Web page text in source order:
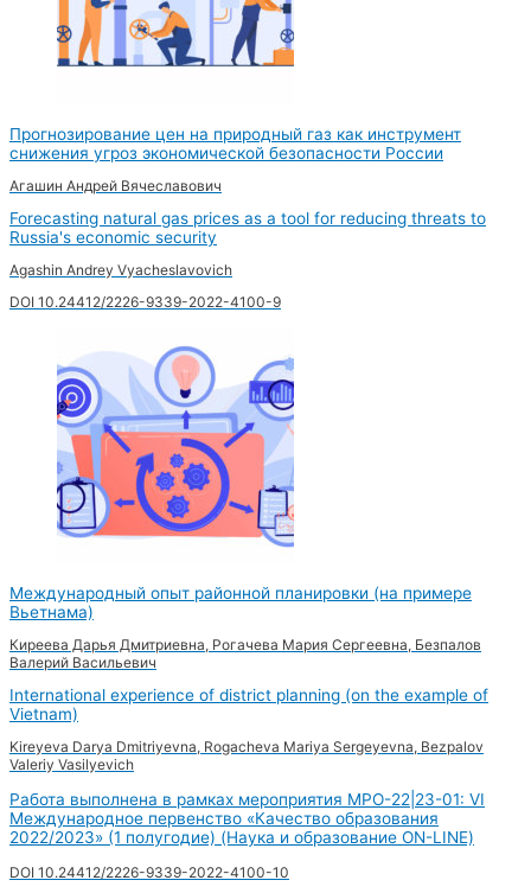
Прогнозирование цен на природный газ как инструмент
снижения угроз экономической безопасности России
Агашин Андрей Вячеславович
Forecasting natural gas prices as a tool for reducing threats to
Russia's economic security
Agashin Andrey Vyacheslavovich
DOI 10.24412/2226-9339-2022-4100-9
Международный опыт районной планировки (на примере
Вьетнама)
Киреева Дарья Дмитриевна, Рогачева Мария Сергеевна, Безпалов
Валерий Васильевич
International experience of district planning (on the example of
Vietnam)
Kireyeva Darya Dmitriyevna, Rogacheva Mariya Sergeyevna, Bezpalov
Valeriy Vasilyevich
Работа выполнена в рамках мероприятия MPO-22|23-01: VI
Международное первенство «Качество образования
2022/2023» (1 полугодие) (Наука и образование ON-LINE)
DOI 10.24412/2226-9339-2022-4100-10